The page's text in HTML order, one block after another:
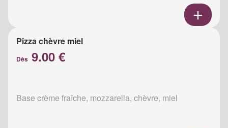
Pizza chèvre miel
Dès 9.00 €
Base crème fraîche, mozzarella, chèvre, miel